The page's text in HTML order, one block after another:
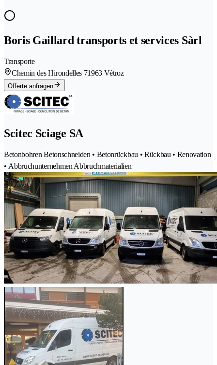
Boris Gaillard transports et services Sàrl
Transporte
Chemin des Hirondelles 71963 Vétroz
Offerte anfragen
Scitec Sciage SA
Betonbohren Betonschneiden • Betonrückbau • Rückbau • Renovation
• Abbruchunternehmen Abbruchmaterialien